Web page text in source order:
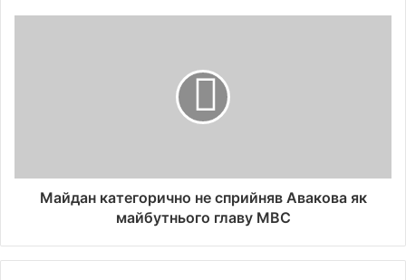
Майдан категорично не сприйняв Авакова як
майбутнього главу МВС